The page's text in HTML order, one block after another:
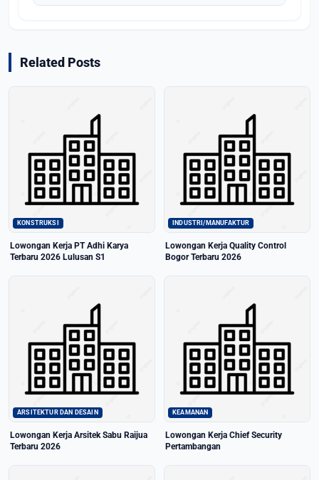
Related Posts
KONSTRUKSI
Lowongan Kerja PT Adhi Karya
Terbaru 2026 Lulusan S1
INDUSTRI/MANUFAKTUR
Lowongan Kerja Quality Control
Bogor Terbaru 2026
ARSITEKTUR DAN DESAIN
Lowongan Kerja Arsitek Sabu Raijua
Terbaru 2026
KEAMANAN
Lowongan Kerja Chief Security
Pertambangan